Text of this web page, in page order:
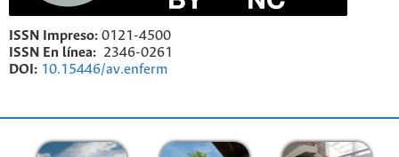
ISSN Impreso: 0121-4500
ISSN En línea: 2346-0261
DOI: 10.15446/av.enferm